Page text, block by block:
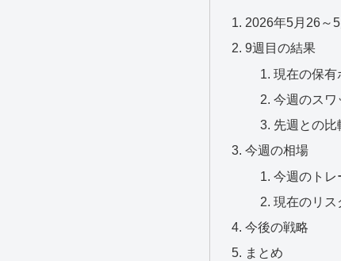
2026年5月26～
9週目の結果
現在の保有
今週のスワ
先週との比
今週の相場
今週のトレ
現在のリス
今後の戦略
まとめ